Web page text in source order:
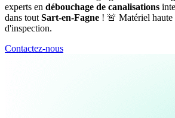
experts en débouchage de canalisations
dans tout Sart-en-Fagne ! 🚨 Matériel haute
d'inspection.
Contactez-nous